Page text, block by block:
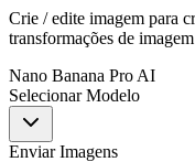
Crie / edite imagem para
transformações de
Nano Banana Pro AI
Selecionar Modelo
Enviar Imagens